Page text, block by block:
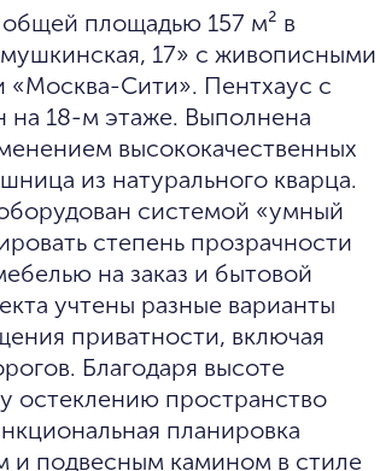
17» с живописными
«Москва-Сити». Пентхаус с
18-м этаже. Выполнена
высококачественных
из натурального кварца.
системой «умный
степень прозрачности
на заказ и бытовой
учтены разные варианты
приватности, включая
Благодаря высоте
остеклению пространство
планировка
и подвесным камином в стиле